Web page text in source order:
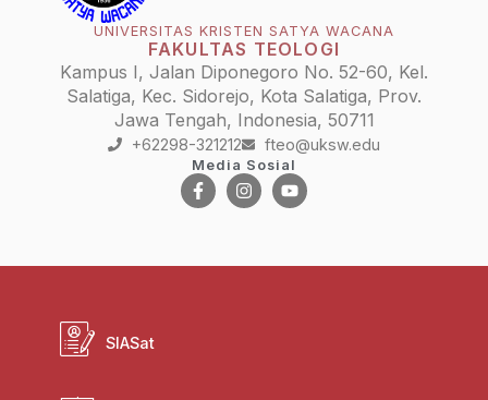
UNIVERSITAS KRISTEN SATYA WACANA
FAKULTAS TEOLOGI
Kampus I, Jalan Diponegoro No. 52-60, Kel.
Salatiga, Kec. Sidorejo, Kota Salatiga, Prov.
Jawa Tengah, Indonesia, 50711
+62298-321212 fteo@uksw.edu
Media Sosial
SIASat